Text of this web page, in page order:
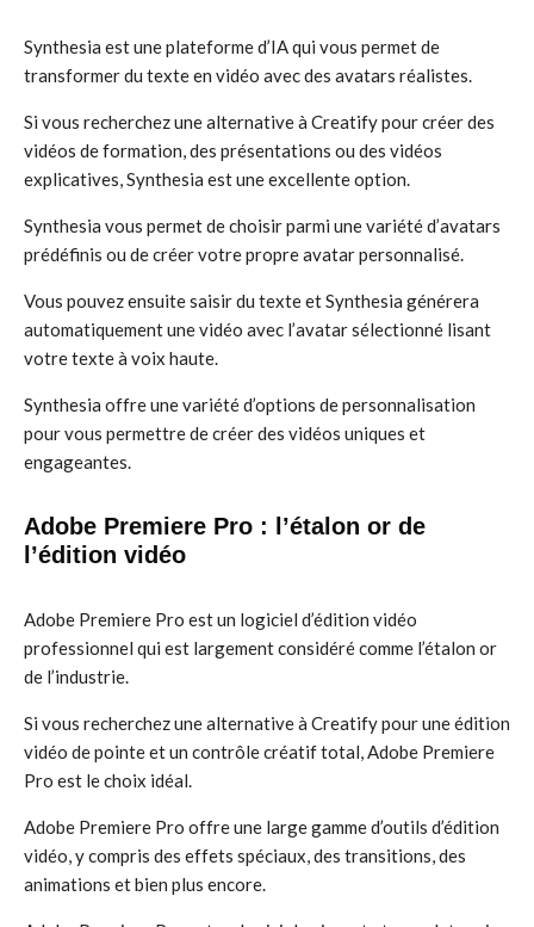
Synthesia est une plateforme d’IA qui vous permet de
transformer du texte en vidéo avec des avatars réalistes.
Si vous recherchez une alternative à Creatify pour créer des
vidéos de formation, des présentations ou des vidéos
explicatives, Synthesia est une excellente option.
Synthesia vous permet de choisir parmi une variété d’avatars
prédéfinis ou de créer votre propre avatar personnalisé.
Vous pouvez ensuite saisir du texte et Synthesia générera
automatiquement une vidéo avec l’avatar sélectionné lisant
votre texte à voix haute.
Synthesia offre une variété d’options de personnalisation
pour vous permettre de créer des vidéos uniques et
engageantes.
Adobe Premiere Pro : l’étalon or de
l’édition vidéo
Adobe Premiere Pro est un logiciel d’édition vidéo
professionnel qui est largement considéré comme l’étalon or
de l’industrie.
Si vous recherchez une alternative à Creatify pour une édition
vidéo de pointe et un contrôle créatif total, Adobe Premiere
Pro est le choix idéal.
Adobe Premiere Pro offre une large gamme d’outils d’édition
vidéo, y compris des effets spéciaux, des transitions, des
animations et bien plus encore.